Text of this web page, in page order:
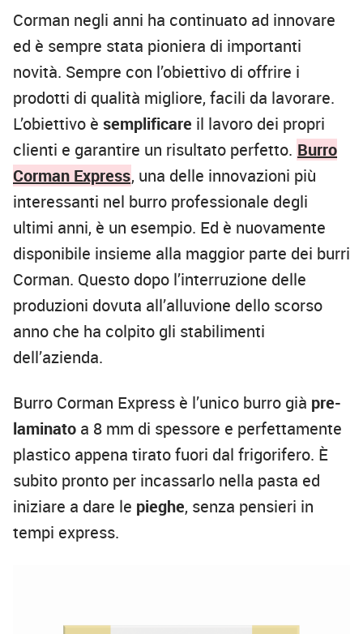
Corman negli anni ha continuato ad innovare
ed è sempre stata pioniera di importanti
novità. Sempre con l’obiettivo di offrire i
prodotti di qualità migliore, facili da lavorare.
L’obiettivo è semplificare il lavoro dei propri
clienti e garantire un risultato perfetto. Burro
Corman Express, una delle innovazioni più
interessanti nel burro professionale degli
ultimi anni, è un esempio. Ed è nuovamente
disponibile insieme alla maggior parte dei burri
Corman. Questo dopo l’interruzione delle
produzioni dovuta all’alluvione dello scorso
anno che ha colpito gli stabilimenti
dell’azienda.
Burro Corman Express è l’unico burro già pre-
laminato a 8 mm di spessore e perfettamente
plastico appena tirato fuori dal frigorifero. È
subito pronto per incassarlo nella pasta ed
iniziare a dare le pieghe, senza pensieri in
tempi express.